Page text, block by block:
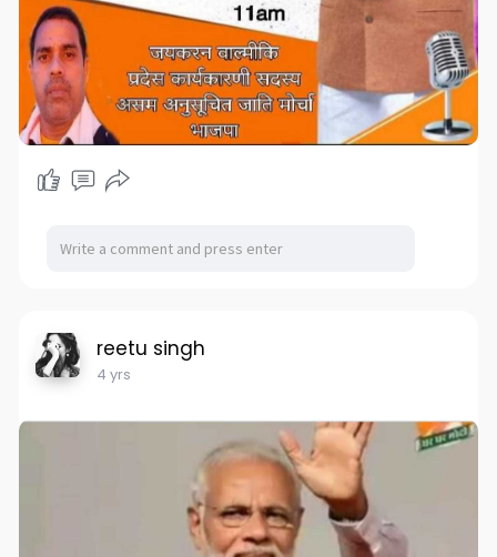
reetu singh
4 yrs